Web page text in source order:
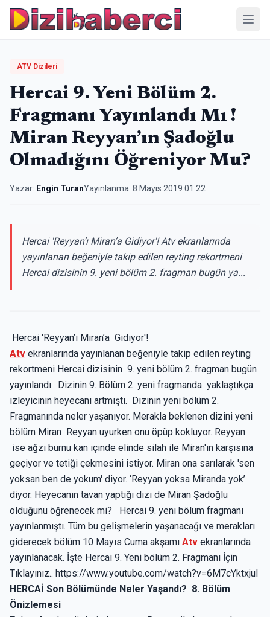
ATV Dizileri
Hercai 9. Yeni Bölüm 2.
Fragmanı Yayınlandı Mı !
Miran Reyyan’ın Şadoğlu
Olmadığını Öğreniyor Mu?
Yazar: Engin TuranYayınlanma: 8 Mayıs 2019 01:22
Hercai 'Reyyan’ı Miran’a Gidiyor'! Atv ekranlarında
yayınlanan beğeniyle takip edilen reyting rekortmeni
Hercai dizisinin 9. yeni bölüm 2. fragman bugün ya...
Hercai 'Reyyan’ı Miran’a Gidiyor'!
Atv ekranlarında yayınlanan beğeniyle takip edilen reyting
rekortmeni Hercai dizisinin 9. yeni bölüm 2. fragman bugün
yayınlandı. Dizinin 9. Bölüm 2. yeni fragmanda yaklaştıkça
izleyicinin heyecanı artmıştı. Dizinin yeni bölüm 2.
Fragmanında neler yaşanıyor. Merakla beklenen dizini yeni
bölüm Miran Reyyan uyurken onu öpüp kokluyor. Reyyan
ise ağzı burnu kan içinde elinde silah ile Miran'ın karşısına
geçiyor ve tetiği çekmesini istiyor. Miran ona sarılarak 'sen
yoksan ben de yokum' diyor. ‘Reyyan yoksa Miranda yok’
diyor. Heyecanın tavan yaptığı dizi de Miran Şadoğlu
olduğunu öğrenecek mi? Hercai 9. yeni bölüm fragmanı
yayınlanmıştı. Tüm bu gelişmelerin yaşanacağı ve merakları
giderecek bölüm 10 Mayıs Cuma akşamı Atv ekranlarında
yayınlanacak. İşte Hercai 9. Yeni bölüm 2. Fragmanı İçin
Tıklayınız.. https://www.youtube.com/watch?v=6M7cYktxjuI
HERCAİ Son Bölümünde Neler Yaşandı? 8. Bölüm
Önizlemesi